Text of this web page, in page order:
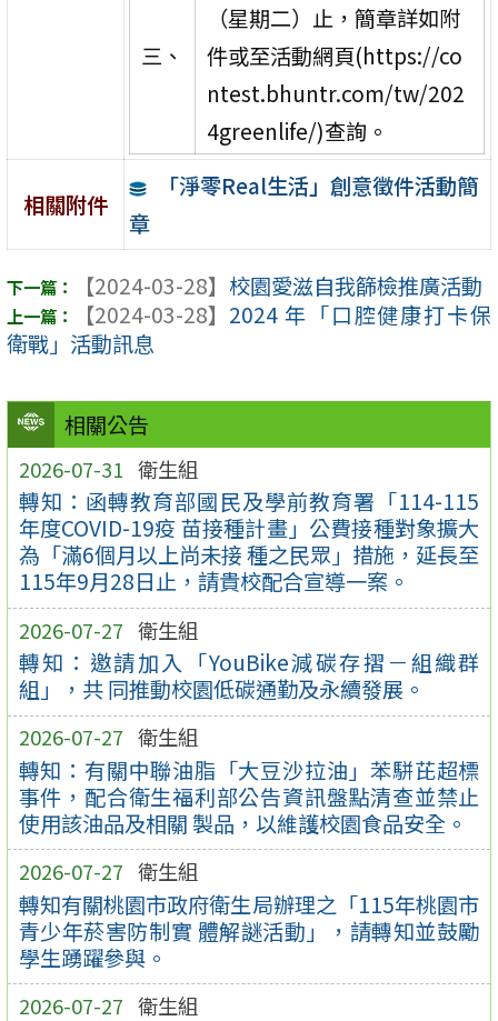
相關公告
2026-07-31 衛生組
轉知：函轉教育部國民及學前教育署「114-115
年度COVID-19疫 苗接種計畫」公費接種對象擴大
為「滿6個月以上尚未接 種之民眾」措施，延長至
115年9月28日止，請貴校配合宣導一案。
2026-07-27 衛生組
轉知：邀請加入「YouBike減碳存摺－組織群
組」，共 同推動校園低碳通勤及永續發展。
2026-07-27 衛生組
轉知：有關中聯油脂「大豆沙拉油」苯駢芘超標
事件，配合衛生福利部公告資訊盤點清查並禁止
使用該油品及相關 製品，以維護校園食品安全。
2026-07-27 衛生組
轉知有關桃園市政府衛生局辦理之「115年桃園市
青少年菸害防制實 體解謎活動」，請轉知並鼓勵
學生踴躍參與。
2026-07-27 衛生組
三、
（星期二）止，簡章詳如附
件或至活動網頁(https://co
ntest.bhuntr.com/tw/202
4greenlife/)查詢。
相關附件
「淨零Real生活」創意徵件活動簡
章
【2024-03-28】 校園愛滋自我篩檢推廣活動
【2024-03-28】 2024 年「口腔健康打卡保
衛戰」活動訊息